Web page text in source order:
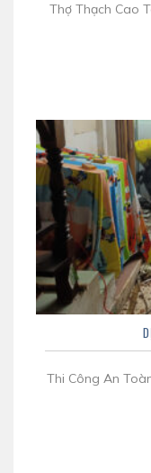
Thợ Thạch Cao
Thi Công An